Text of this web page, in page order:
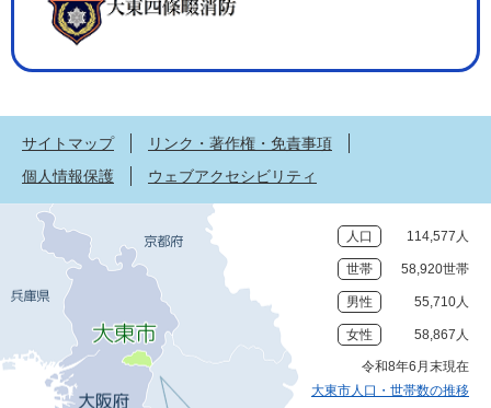
サイトマップ
リンク・著作権・免責事項
個人情報保護
ウェブアクセシビリティ
人口 114,577人
世帯 58,920世帯
男性 55,710人
女性 58,867人
令和8年6月末現在
大東市人口・世帯数の推移